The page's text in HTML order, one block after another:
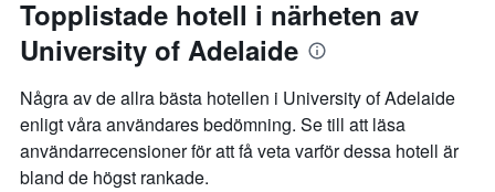
Topplistade hotell i närheten av
University of Adelaide
Några av de allra bästa hotellen i University of Adelaide
enligt våra användares bedömning. Se till att läsa
användarrecensioner för att få veta varför dessa hotell är
bland de högst rankade.